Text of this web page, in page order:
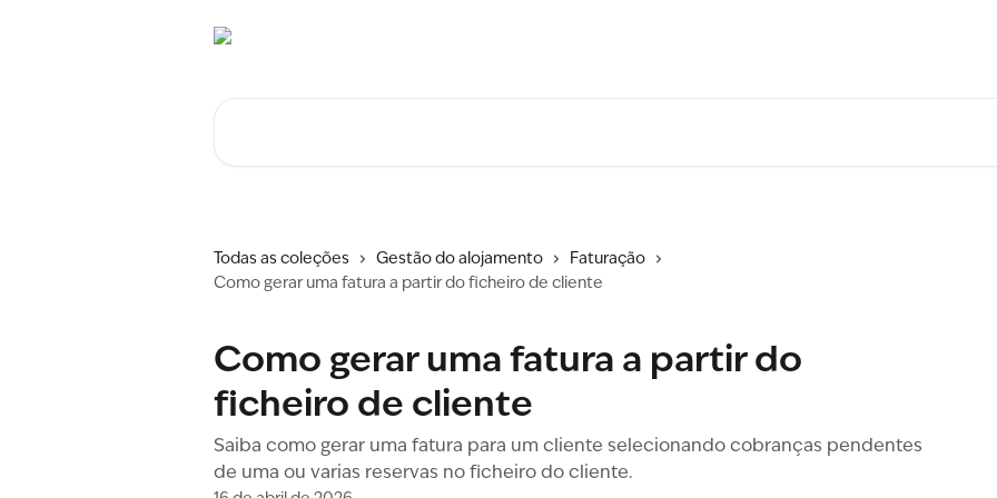
Todas as coleções Gestão do alojamento
Faturação
Como gerar uma fatura a partir do ficheiro de cliente
Como gerar uma fatura a partir do
ficheiro de cliente
Saiba como gerar uma fatura para um cliente selecionando cobranças pendentes
de uma ou varias reservas no ficheiro do cliente.